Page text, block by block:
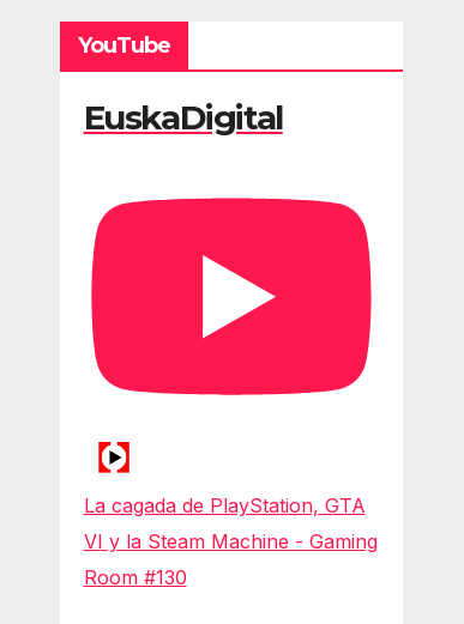
YouTube
EuskaDigital
La cagada de PlayStation, GTA
VI y la Steam Machine - Gaming
Room #130